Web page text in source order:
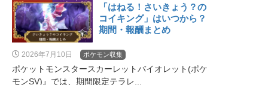
「はねる！さいきょう？の
コイキング」はいつから？
期間・報酬まとめ
2026年7月10日 ポケモン収集
ポケットモンスタースカーレットバイオレット(ポケ
モンSV)』では、期間限定テラレ...